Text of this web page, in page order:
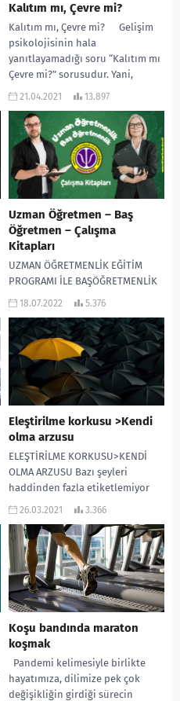
Kalıtım mı, Çevre mi?
Kalıtım mı, Çevre mi? Gelişim
psikolojisinin hala
yanıtlayamadığı soru “Kalıtım mı
Çevre mi?” sorusudur. Yani,
“davranışın kaynağı doğuştan
21.04.2021 13.897
Uzman Öğretmen – Baş
Öğretmen – Çalışma
Kitapları
UZMAN ÖĞRETMENLİK EĞİTİM
PROGRAMI İLE BAŞÖĞRETMENLİK
EĞİTİM PROGRAMINA İLİŞKİN
gereği uzman öğretmen unvanı
için öğretmenlerin 180 saatlik,...
18.07.2022 5.376
Eleştirilme korkusu >Kendi
olma arzusu
ELEŞTİRİLME KORKUSU>KENDİ
OLMA ARZUSU Bazı şeyleri
haddinden fazla etiketlemiyor
muyuz? Örnek verelim şu tabiri
26.03.2021 3.366
Koşu bandında maraton
koşmak
Pandemi kelimesiyle birlikte
hayatımıza, dilimize pek çok
değişikliğin girdiği sürecin